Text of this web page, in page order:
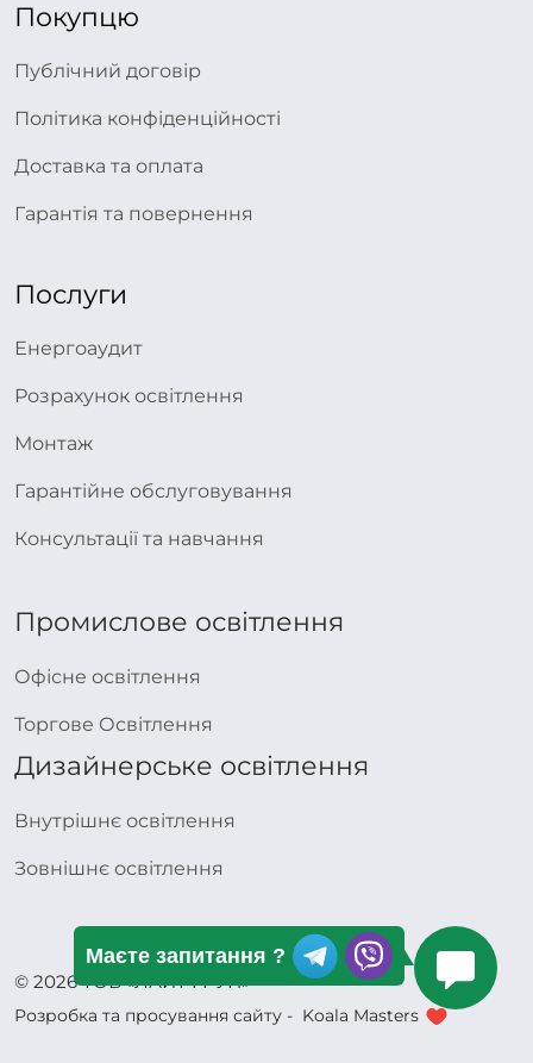
Покупцю
Публічний договір
Політика конфіденційності
Доставка та оплата
Гарантія та повернення
Послуги
Енергоаудит
Розрахунок освітлення
Монтаж
Гарантійне обслуговування
Консультації та навчання
Промислове освітлення
Офісне освітлення
Торгове Освітлення
Дизайнерське освітлення
Внутрішнє освітлення
Зовнішнє освітлення
© 2026 ТОВ «ЛАЙТ ГРУП»
Розробка та просування сайту - Koala Masters
Маєте запитання ?